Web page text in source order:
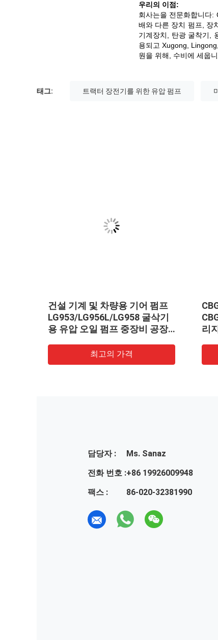
우리의 이점:
회사는을 전문화합니다:
배와 다른 장치 펌프, 장
기계장치, 탄광 굴착기,
용되고 Xugong,
원을 위해, 수비에 세웁
태그: 트랙터 장전기를 위한 유압 펌프
건설 기계 및 차량용 기어 펌프
LG953/LG956L/LG958 굴삭기
용 유압 오일 펌프 중장비 공장
최고의 가격
리
담당자 :
Ms. Sanaz
전화 번호 :+86 19926009948
팩스 :
86-020-32381990